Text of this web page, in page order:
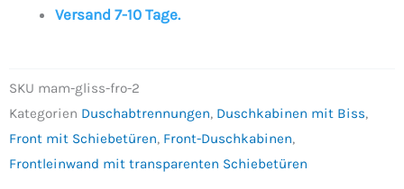
Versand 7-10 Tage.
SKU mam-gliss-fro-2
Kategorien Duschabtrennungen, Duschkabinen mit Biss,
Front mit Schiebetüren, Front-Duschkabinen,
Frontleinwand mit transparenten Schiebetüren